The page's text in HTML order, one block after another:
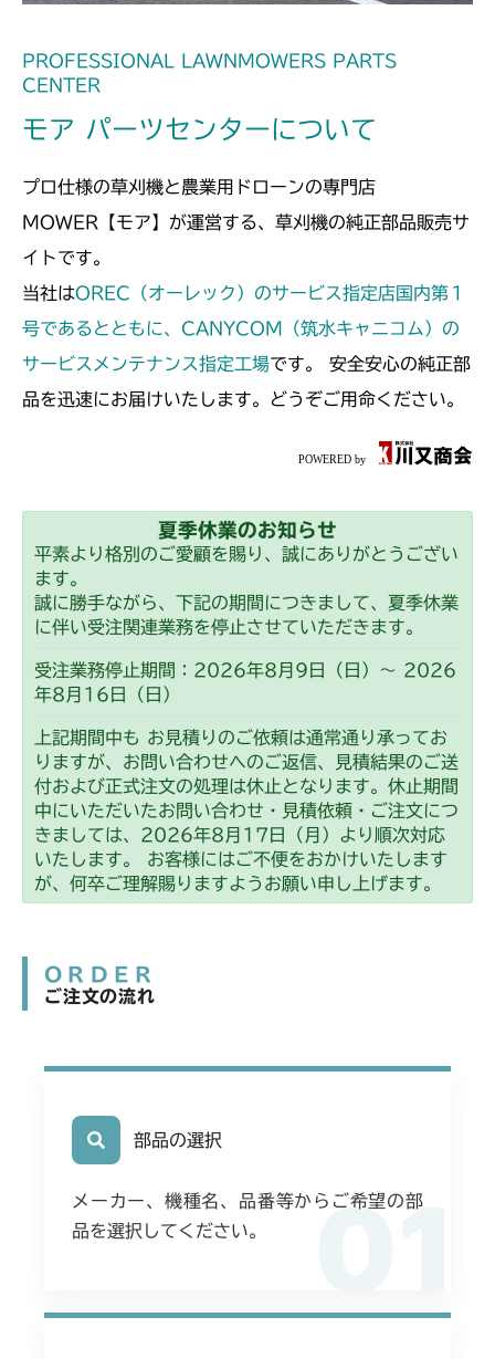
PROFESSIONAL LAWNMOWERS PARTS
CENTER
モア パーツセンターについて
プロ仕様の草刈機と農業用ドローンの専門店
MOWER【モア】が運営する、草刈機の純正部品販売サ
イトです。
当社はOREC（オーレック）のサービス指定店国内第１
号であるとともに、CANYCOM（筑水キャニコム）の
サービスメンテナンス指定工場です。 安全安心の純正部
品を迅速にお届けいたします。どうぞご用命ください。
夏季休業のお知らせ
平素より格別のご愛顧を賜り、誠にありがとうござい
ます。
誠に勝手ながら、下記の期間につきまして、夏季休業
に伴い受注関連業務を停止させていただきます。
受注業務停止期間：2026年8月9日（日）～ 2026
年8月16日（日）
上記期間中も お見積りのご依頼は通常通り承ってお
りますが、お問い合わせへのご返信、見積結果のご送
付および正式注文の処理は休止となります。休止期間
中にいただいたお問い合わせ・見積依頼・ご注文につ
きましては、2026年8月17日（月）より順次対応
いたします。 お客様にはご不便をおかけいたします
が、何卒ご理解賜りますようお願い申し上げます。
ORDER
ご注文の流れ
01
部品の選択
メーカー、機種名、品番等からご希望の部
品を選択してください。